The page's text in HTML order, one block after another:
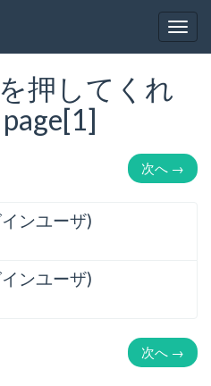
押してくれ
次へ →
ンユーザ)
ンユーザ)
次へ →